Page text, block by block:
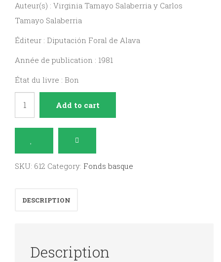
Auteur(s) : Virginia Tamayo Salaberria y Carlos
Tamayo Salaberria
Éditeur : Diputación Foral de Alava
Année de publication : 1981
État du livre : Bon
y
normativas
Gernika.
Add to cart
SKU: 612 Category: Fonds basque
DESCRIPTION
Description